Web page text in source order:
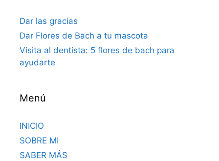
Dar las gracias
Dar Flores de Bach a tu mascota
Visita al dentista: 5 flores de bach para
ayudarte
Menú
INICIO
SOBRE MI
SABER MÁS